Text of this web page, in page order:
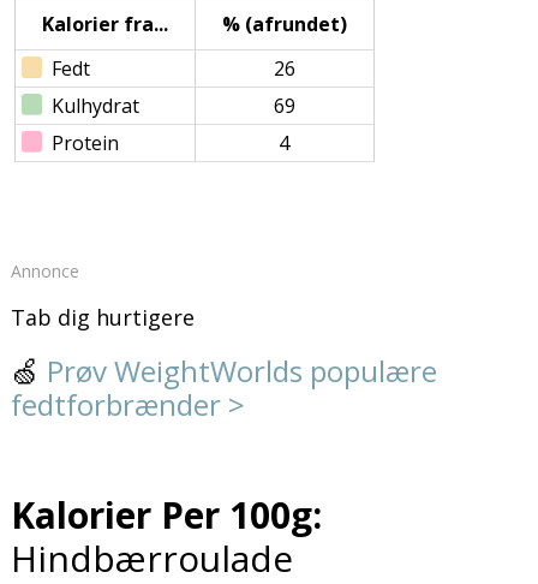
Kalorier fra...
% (afrundet)
Fedt
26
Kulhydrat
69
Protein
4
Annonce
Tab dig hurtigere
🍏 Prøv WeightWorlds populære
fedtforbrænder >
Kalorier Per 100g:
Hindbærroulade